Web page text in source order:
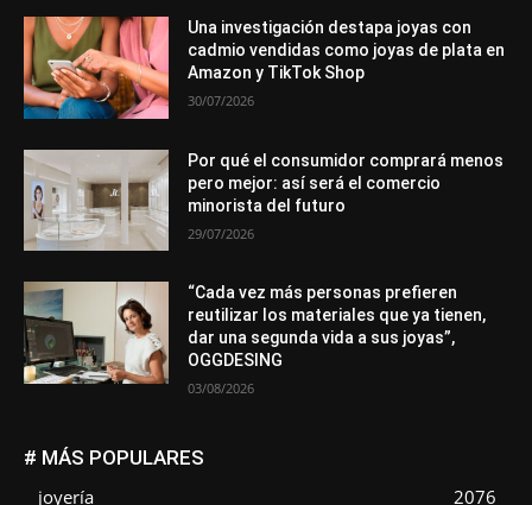
Una investigación destapa joyas con
cadmio vendidas como joyas de plata en
Amazon y TikTok Shop
30/07/2026
Por qué el consumidor comprará menos
pero mejor: así será el comercio
minorista del futuro
29/07/2026
“Cada vez más personas prefieren
reutilizar los materiales que ya tienen,
dar una segunda vida a sus joyas”,
OGGDESING
03/08/2026
# MÁS POPULARES
joyería
2076